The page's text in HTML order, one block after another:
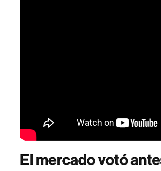
El mercado votó